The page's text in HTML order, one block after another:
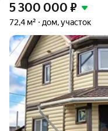
5 300 000 ₽
72,4 м² дом, участок